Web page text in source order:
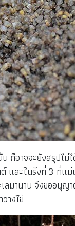
อาจจะยังสรุปไม่
ละในรังที่ 3 ที่แม่
มานาน จึงขออนุญ
างไข่